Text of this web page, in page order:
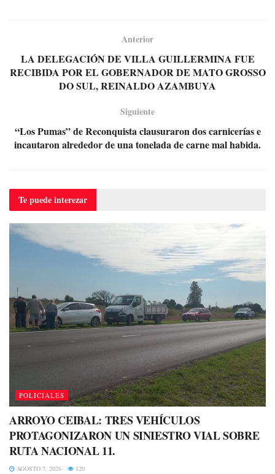
Anterior
LA DELEGACIÓN DE VILLA GUILLERMINA FUE
RECIBIDA POR EL GOBERNADOR DE MATO GROSSO
DO SUL, REINALDO AZAMBUYA
Siguiente
“Los Pumas” de Reconquista clausuraron dos carnicerías e
incautaron alrededor de una tonelada de carne mal habida.
Te puedeinterezar
POLICIALES
ARROYO CEIBAL: TRES VEHÍCULOS
PROTAGONIZARON UN SINIESTRO VIAL SOBRE
RUTA NACIONAL 11.
AGOSTO 7, 2026 120